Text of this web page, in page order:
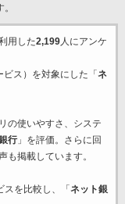
用した2,199人にアンケ
ビス）を対象にした「ネ
の使いやすさ、システ
行」を評価。さらに回
も掲載しています。
スを比較し、「ネット銀